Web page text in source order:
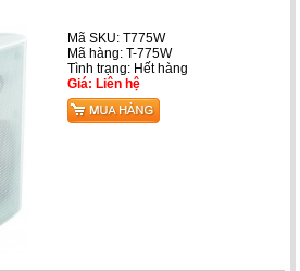
Mã SKU: T775W
Mã hàng: T-775W
Tình trạng: Hết hàng
Giá: Liên hệ